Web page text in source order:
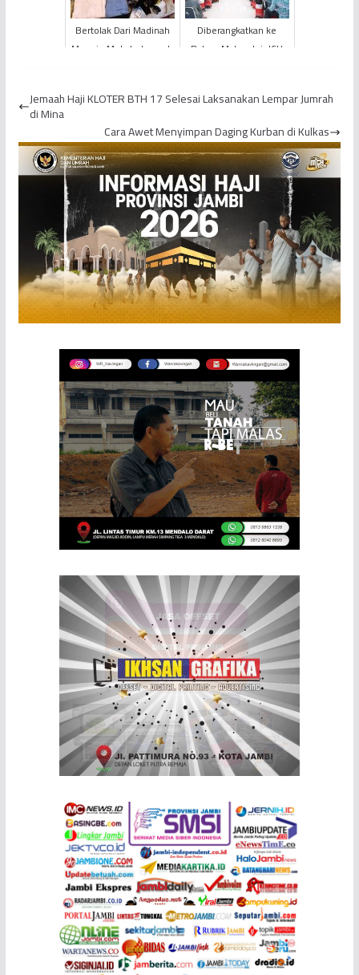
Bertolak Dari Madinah
Menuju Mekah, Jemaah
Diberangkatkan ke
Batam Malam Ini, JCH
Jamb...
Jemaah Haji KLOTER BTH 17 Selesai Laksanakan Lempar Jumrah
di Mina
Cara Awet Menyimpan Daging Kurban di Kulkas